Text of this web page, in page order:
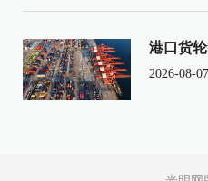
港口货
2026-08-